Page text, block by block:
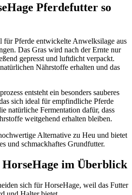
Pferdefutter so
für Pferde entwickelte Anwelksilage aus
Das Gras wird nach der Ernte nur
gepresst und luftdicht verpackt.
Nährstoffe erhalten und das
entsteht ein besonders sauberes
sich ideal für empfindliche Pferde
natürliche Fermentation dafür, dass
weitgehend erhalten bleiben.
Alternative zu Heu und bietet
und schmackhaftes Grundfutter.
im Überblick
sich für HorseHage, weil das Futter